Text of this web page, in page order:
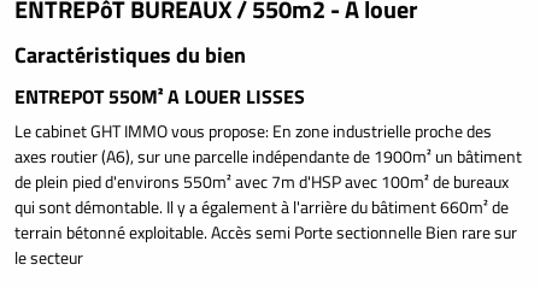
ENTREPôT BUREAUX / 550m2 - A louer
Caractéristiques du bien
ENTREPOT 550M² A LOUER LISSES
Le cabinet GHT IMMO vous propose: En zone industrielle proche des
axes routier (A6), sur une parcelle indépendante de 1900m² un bâtiment
de plein pied d'environs 550m² avec 7m d'HSP avec 100m² de bureaux
qui sont démontable. Il y a également à l'arrière du bâtiment 660m² de
terrain bétonné exploitable. Accès semi Porte sectionnelle Bien rare sur
le secteur